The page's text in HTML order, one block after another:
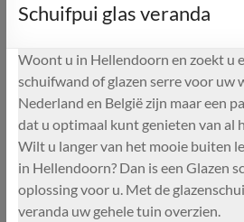
Schuifpui glas veranda
Woont u in Hellendoorn en zoekt u
schuifwand of glazen serre voor uw
Nederland en België zijn maar een
dat u optimaal kunt genieten van al
Wilt u langer van het mooie buiten
in Hellendoorn? Dan is een Glazen
oplossing voor u. Met de
veranda uw gehele tuin overzien.